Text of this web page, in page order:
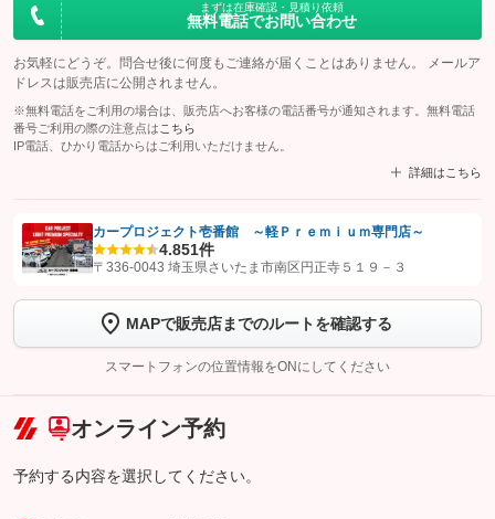
まずは在庫確認・見積り依頼
無料電話でお問い合わせ
お気軽にどうぞ。問合せ後に何度もご連絡が届くことはありません。 メールア
ドレスは販売店に公開されません。
※無料電話をご利用の場合は、販売店へお客様の電話番号が通知されます。無料電話
番号ご利用の際の注意点は こちら
IP電話、ひかり電話からはご利用いただけません。
詳細はこちら
【STEP1】認証画面でグーネットを友だち追加してから「許可する」ボタンを押
トーク画面で
ボタンをタップして問い合わせを
完了してください。
こちら
カープロジェクト壱番館 ～軽Ｐｒｅｍｉｕｍ専門店～
4.851件
〒336-0043 埼玉県さいたま市南区円正寺５１９－３
MAPで販売店までのルートを確認する
スマートフォンの位置情報をONにしてください
オンライン予約
予約する内容を選択してください。